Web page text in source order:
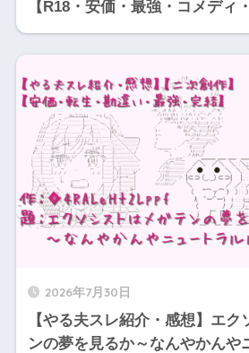
【R18・安価・最強・コメディ
2026年7月30日
【やる夫スレ紹介・感想】エ
ンの夢を見るか～なんやかんや